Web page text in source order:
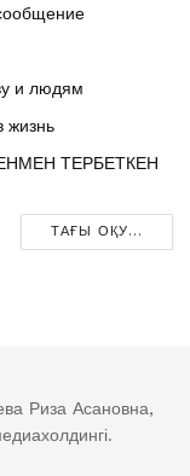
и людям
жизнь
ТЕРБЕТКЕН
ТАҒЫ ОҚУ...
Риза Асановна,